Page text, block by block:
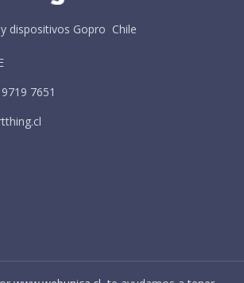
dispositivos Gopro Chile
7651